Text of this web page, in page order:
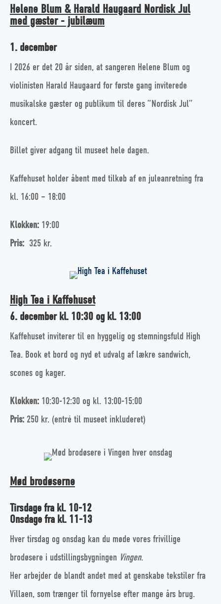
Helene Blum & Harald Haugaard Nordisk Jul
med gæster - jubilæum
1. december
I 2026 er det 20 år siden, at sangeren Helene Blum og
violinisten Harald Haugaard for første gang inviterede
musikalske gæster og publikum til deres ”Nordisk Jul”
koncert.
Billet giver adgang til museet hele dagen.
Kaffehuset holder åbent med tilkøb af en juleanretning fra
kl. 16:00 – 18:00
Klokken: 19:00
Pris: 325 kr.
High Tea i Kaffehuset
6. december kl. 10:30 og kl. 13:00
Kaffehuset inviterer til en hyggelig og stemningsfuld High
Tea. Book et bord og nyd et udvalg af lækre sandwich,
scones og kager.
Klokken: 10:30-12:30 og kl. 13:00-15:00
Pris: 250 kr. (entré til museet inkluderet)
Mød brodøserne
Tirsdage fra kl. 10-12
Onsdage fra kl. 11-13
Hver tirsdag og onsdag kan du møde vores frivillige
brodøsere i udstillingsbygningen Vingen.
Her arbejder de blandt andet med at genskabe tekstiler fra
Villaen, som trænger til fornyelse efter mange års brug.